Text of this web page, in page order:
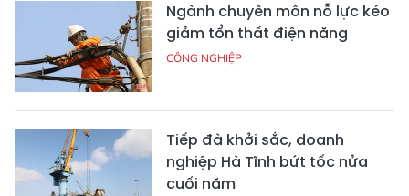
Ngành chuyên môn nỗ lực kéo
giảm tổn thất điện năng
CÔNG NGHIỆP
Tiếp đà khởi sắc, doanh
nghiệp Hà Tĩnh bứt tốc nửa
cuối năm